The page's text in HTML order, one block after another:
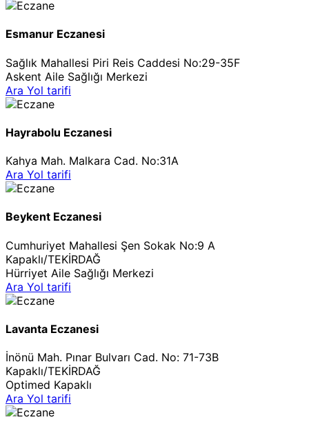
Esmanur Eczanesi
Sağlık Mahallesi Piri Reis Caddesi No:29-35F
Askent Aile Sağlığı Merkezi
Ara Yol tarifi
Hayrabolu Eczanesi
Kahya Mah. Malkara Cad. No:31A
Ara Yol tarifi
Beykent Eczanesi
Cumhuriyet Mahallesi Şen Sokak No:9 A
Kapaklı/TEKİRDAĞ
Hürriyet Aile Sağlığı Merkezi
Ara Yol tarifi
Lavanta Eczanesi
İnönü Mah. Pınar Bulvarı Cad. No: 71-73B
Kapaklı/TEKİRDAĞ
Optimed Kapaklı
Ara Yol tarifi